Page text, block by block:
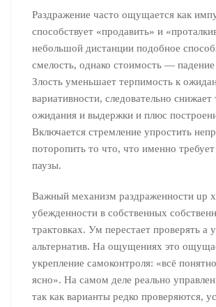
Раздражение часто ощущается как
способствует «продавить» и
небольшой дистанции подобное
смелость, однако стоимость —
Злость уменьшает терпимость к
вариативности, следовательно снижает
ожидания и выдержки и плюс
Включается стремление упростить
поторопить то что, что именно
паузы.
Важный механизм раздраженности up
убежденности в собственных
трактовках. Ум перестает проверять а
альтернатив. На ощущениях это
укрепление самоконтроля: «всё
ясно». На самом деле реально
так как варианты редко проверяются,